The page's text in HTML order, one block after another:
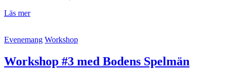
Läs merFredy
gömmer
Kategorilänkar
Evenemang Workshop
Workshop #3 med Bodens Spelmän